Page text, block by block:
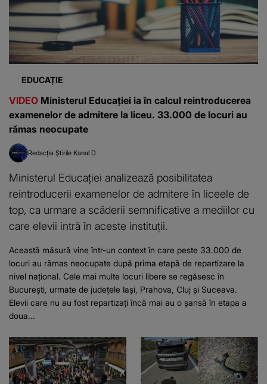
EDUCAȚIE
VIDEO Ministerul Educației ia în calcul reintroducerea
examenelor de admitere la liceu. 33.000 de locuri au
rămas neocupate
Redacția Știrile Kanal D
Ministerul Educației analizează posibilitatea
reintroducerii examenelor de admitere în liceele de
top, ca urmare a scăderii semnificative a mediilor cu
care elevii intră în aceste instituții.
Această măsură vine într-un context în care peste 33.000 de
locuri au rămas neocupate după prima etapă de repartizare la
nivel național. Cele mai multe locuri libere se regăsesc în
București, urmate de județele Iași, Prahova, Cluj și Suceava.
Elevii care nu au fost repartizați încă mai au o șansă în etapa a
doua...